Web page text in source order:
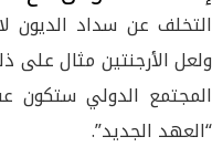
التخلف عن سداد الديون
ولعل الأرجنتين مثال
المجتمع الدولي
“العهد الجديد”.